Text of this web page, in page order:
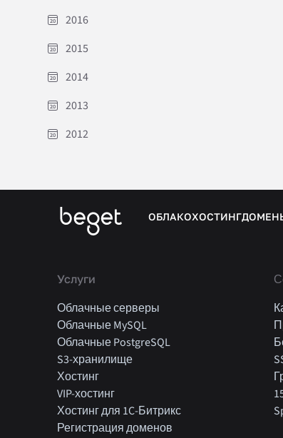
2016
2015
2014
2013
2012
ОБЛАКОХОСТИНГ
Услуги
Облачные серверы
Облачные MySQL
Облачные PostgreSQL
S3-хранилище
Хостинг
VIP-хостинг
Хостинг для 1C-Битрикс
Регистрация доменов